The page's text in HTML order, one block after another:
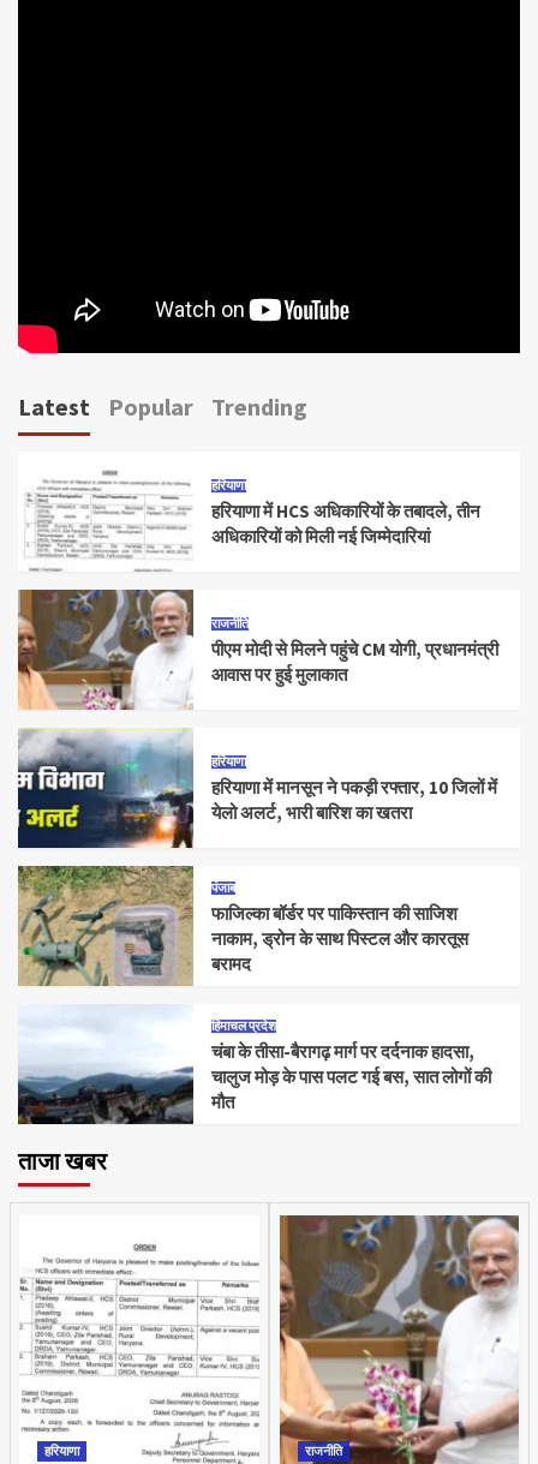
Latest Popular Trending
हरियाणा
हरियाणा में HCS अधिकारियों के तबादले, तीन
अधिकारियों को मिली नई जिम्मेदारियां
राजनीति
पीएम मोदी से मिलने पहुंचे CM योगी, प्रधानमंत्री
आवास पर हुई मुलाकात
हरियाणा
हरियाणा में मानसून ने पकड़ी रफ्तार, 10 जिलों में
येलो अलर्ट, भारी बारिश का खतरा
पंजाब
फाजिल्का बॉर्डर पर पाकिस्तान की साजिश
नाकाम, ड्रोन के साथ पिस्टल और कारतूस
बरामद
हिमाचल प्रदेश
चंबा के तीसा-बैरागढ़ मार्ग पर दर्दनाक हादसा,
चालुज मोड़ के पास पलट गई बस, सात लोगों की
मौत
ताजा खबर
हरियाणा राजनीति